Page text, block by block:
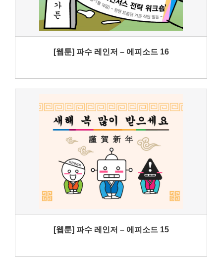
[웹툰] 파수 레인저 – 에피소드 16
[웹툰] 파수 레인저 – 에피소드 15